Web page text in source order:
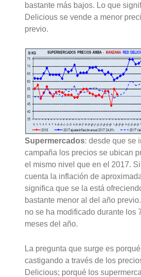
bastante más bajos. Lo que
Delicious se vende a menor
previo.
Supermercados: desde que se
campaña los precios se ubican
el mismo nivel que en el 2017.
cuenta la inflación de
significa que se la está
bastante menor al del año
no se ha modificado durante los
meses del año.
La pregunta que surge es
castigando a través de los
Delicious; porqué los